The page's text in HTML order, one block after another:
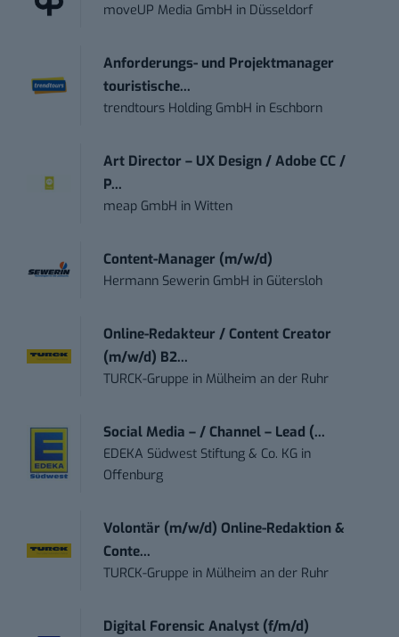
moveUP Media GmbH in Düsseldorf
Anforderungs- und Projektmanager
touristische...
trendtours Holding GmbH in Eschborn
Art Director – UX Design / Adobe CC /
P...
meap GmbH inWitten
Content-Manager (m/w/d)
Hermann Sewerin GmbH in Gütersloh
Online-Redakteur / Content Creator
(m/w/d) B2...
TURCK-Gruppe in Mülheim an der Ruhr
Social Media – / Channel – Lead (...
EDEKA Südwest Stiftung & Co. KG in
Offenburg
Volontär (m/w/d) Online-Redaktion &
Conte...
TURCK-Gruppe in Mülheim an der Ruhr
Digital Forensic Analyst (f/m/d)